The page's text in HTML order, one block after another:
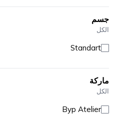
جسم
الكل
Standart
ماركة
الكل
Byp Atelier